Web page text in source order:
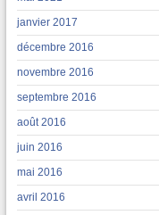
janvier 2017
décembre 2016
novembre 2016
septembre 2016
août 2016
juin 2016
mai 2016
avril 2016